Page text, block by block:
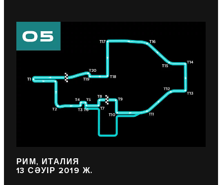
РИМ, ИТАЛИЯ
13 СӘУІР 2019 Ж.